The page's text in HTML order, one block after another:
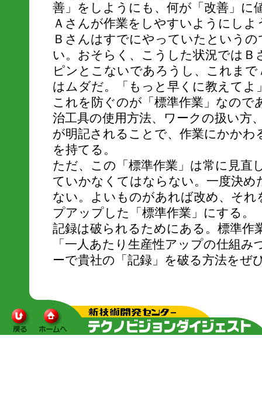
善」をしようにも、何が「改善」に
Ａさんが作業をしやすいようにし
Ｂさんはすでにやっていたという
い。おそらく、こうした状況ではＢ
ピンとこないであろうし、これま
はムダだ。「もっと早くに教えてよ
これを防ぐのが「標準作業」なので
治工具の使用方法、ワークの扱い方
が明記されることで、作業にかかわ
を持てる。
ただ、この「標準作業」は常に見直
ていかなくてはならない。一度決
ない。よいものがあれば改め、そ
プアップした「標準作業」にする。
記録は破られるためにある。標準作
「一人あたり生産性アップの仕組
ーで貴社の「記録」を破る方法をぜ